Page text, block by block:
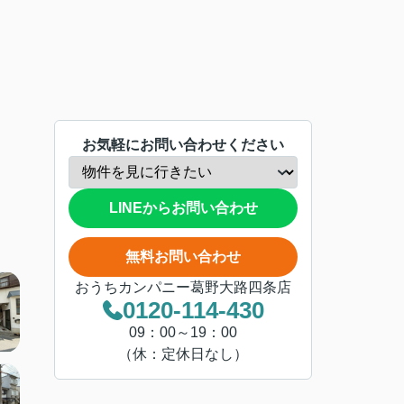
お気軽にお問い合わせください
LINEからお問い合わせ
無料お問い合わせ
おうちカンパニー葛野大路四条店
0120-114-430
09：00～19：00
（休：定休日なし）